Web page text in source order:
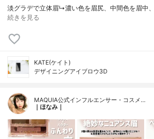
淡グラデで立体眉↳濃い色を眉尻、中間色を眉中
続きを見る
KATE(ケイト)
デザイニングアイブロウ3D
MAQUIA公式インフルエンサー・コスメ…
｜ほなみ｜